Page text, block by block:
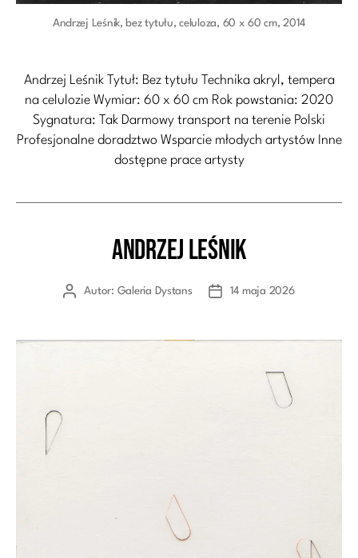
Andrzej Leśnik, bez tytułu, celuloza, 60 x 60 cm, 2014
Andrzej Leśnik Tytuł: Bez tytułu Technika akryl, tempera
na celulozie Wymiar: 60 x 60 cm Rok powstania: 2020
Sygnatura: Tak Darmowy transport na terenie Polski
Profesjonalne doradztwo Wsparcie młodych artystów Inne
dostępne prace artysty
Kategorie
Andrzej Leśnik
AutorAutor: Galeria Dystans
Data14 maja 2026